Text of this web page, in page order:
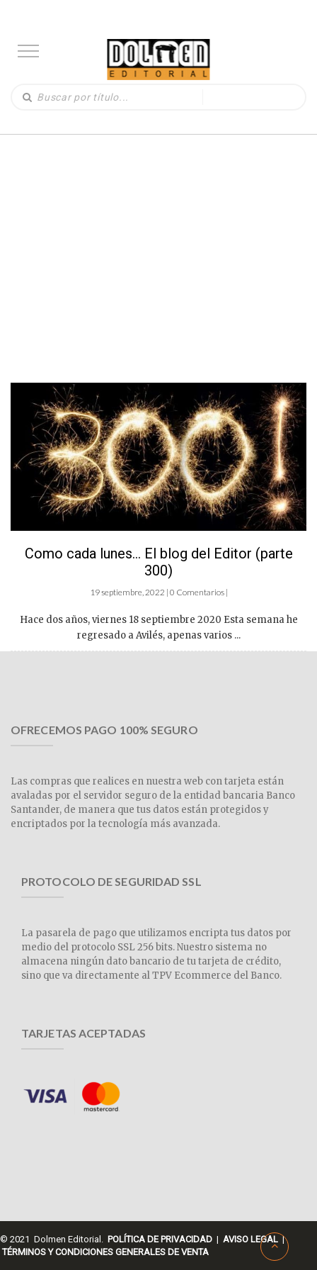
Como cada lunes… El blog del Editor (parte
300)
19 septiembre, 2022 | 0 Comentarios |
Hace dos años, viernes 18 septiembre 2020 Esta semana he
regresado a Avilés, apenas varios ...
OFRECEMOS PAGO 100% SEGURO
Las compras que realices en nuestra web con tarjeta están
avaladas por el servidor seguro de la entidad bancaria Banco
Santander, de manera que tus datos están protegidos y
encriptados por la tecnología más avanzada.
PROTOCOLO DE SEGURIDAD SSL
La pasarela de pago que utilizamos encripta tus datos por
medio del protocolo SSL 256 bits. Nuestro sistema no
almacena ningún dato bancario de tu tarjeta de crédito,
sino que va directamente al TPV Ecommerce del Banco.
TARJETAS ACEPTADAS
© 2021 Dolmen Editorial. POLÍTICA DE PRIVACIDAD | AVISO LEGAL |
TÉRMINOS Y CONDICIONES GENERALES DE VENTA